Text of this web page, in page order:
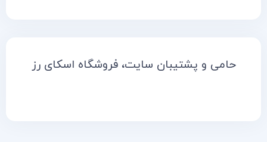
حامی و پشتیبان سایت، فروشگاه اسکای رز